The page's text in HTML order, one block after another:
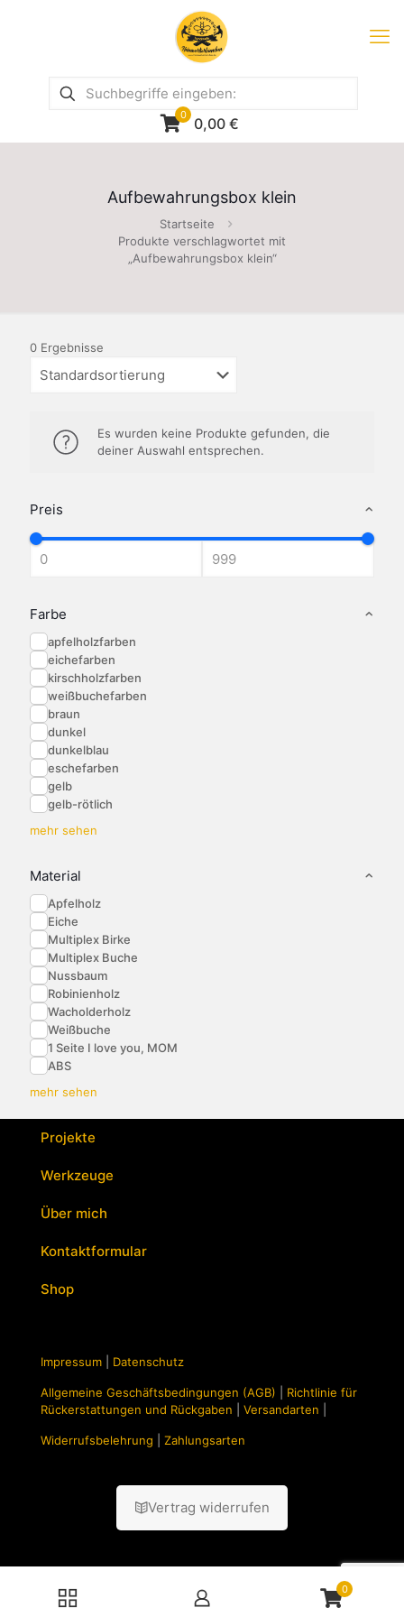
0 0,00 €
Aufbewahrungsbox klein
Startseite
Produkte verschlagwortet mit
„Aufbewahrungsbox klein“
Preis
Farbe
apfelholzfarben
eichefarben
kirschholzfarben
weißbuchefarben
braun
dunkel
dunkelblau
eschefarben
gelb
gelb-rötlich
mehr sehen
Material
Apfelholz
Eiche
Multiplex Birke
Multiplex Buche
Nussbaum
Robinienholz
Wacholderholz
Weißbuche
1 Seite I love you, MOM
ABS
mehr sehen
0 Ergebnisse
Es wurden keine Produkte gefunden, die
deiner Auswahl entsprechen.
Projekte
Werkzeuge
Über mich
Kontaktformular
Shop
Impressum Datenschutz
Allgemeine Geschäftsbedingungen (AGB)
Richtlinie für
Rückerstattungen und Rückgaben
Versandarten
Widerrufsbelehrung Zahlungsarten
Vertrag widerrufen
0